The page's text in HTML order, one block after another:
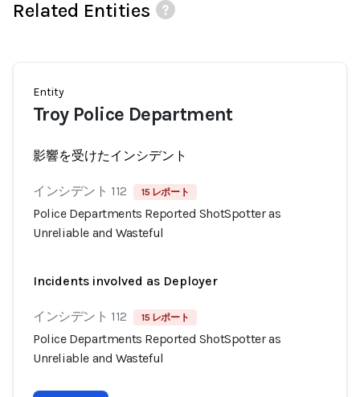
Related Entities
Entity
Troy Police Department
影響を受けたインシデント
インシデント 112 15 レポート
Police Departments Reported ShotSpotter as
Unreliable and Wasteful
Incidents involved as Deployer
インシデント 112 15 レポート
Police Departments Reported ShotSpotter as
Unreliable and Wasteful